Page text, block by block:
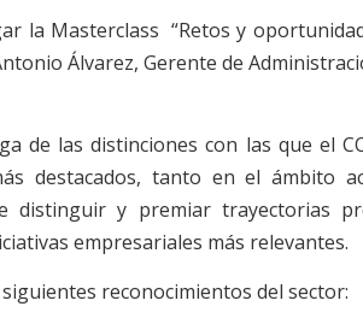
la Masterclass “Retos y
Álvarez, Gerente de
de las distinciones con las que el
destacados, tanto en el ámbito
distinguir y premiar trayectorias
empresariales más relevantes.
reconocimientos del sector: